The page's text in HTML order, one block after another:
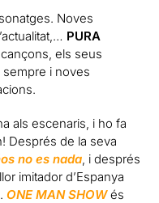
Noves
PURA
els seus
i noves
als escenaris, i ho fa
Després de la seva
no es nada, i després
imitador d’Espanya
ONE MAN SHOW és